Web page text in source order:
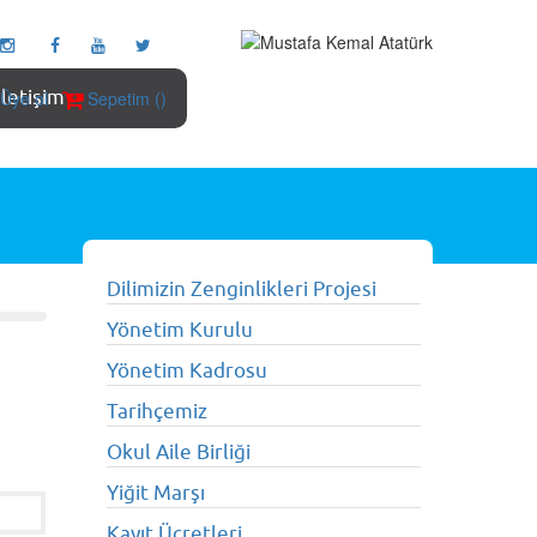
Üye ol Sepetim ()
Dilimizin Zenginlikleri Projesi
Yönetim Kurulu
Yönetim Kadrosu
Tarihçemiz
Okul Aile Birliği
Yiğit Marşı